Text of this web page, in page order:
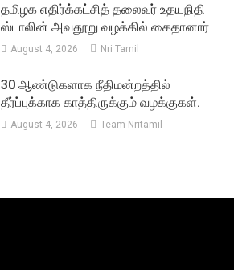
தமிழக எதிர்க்கட்சித் தலைவர் உதயநிதி
ஸ்டாலின் அவதூறு வழக்கில் கைதானார்
August 4, 2026 Nri Tamil
30 ஆண்டுகளாக நீதிமன்றத்தில்
தீர்ப்புக்காக காத்திருக்கும் வழக்குகள்.
August 4, 2026 Team Nritamil